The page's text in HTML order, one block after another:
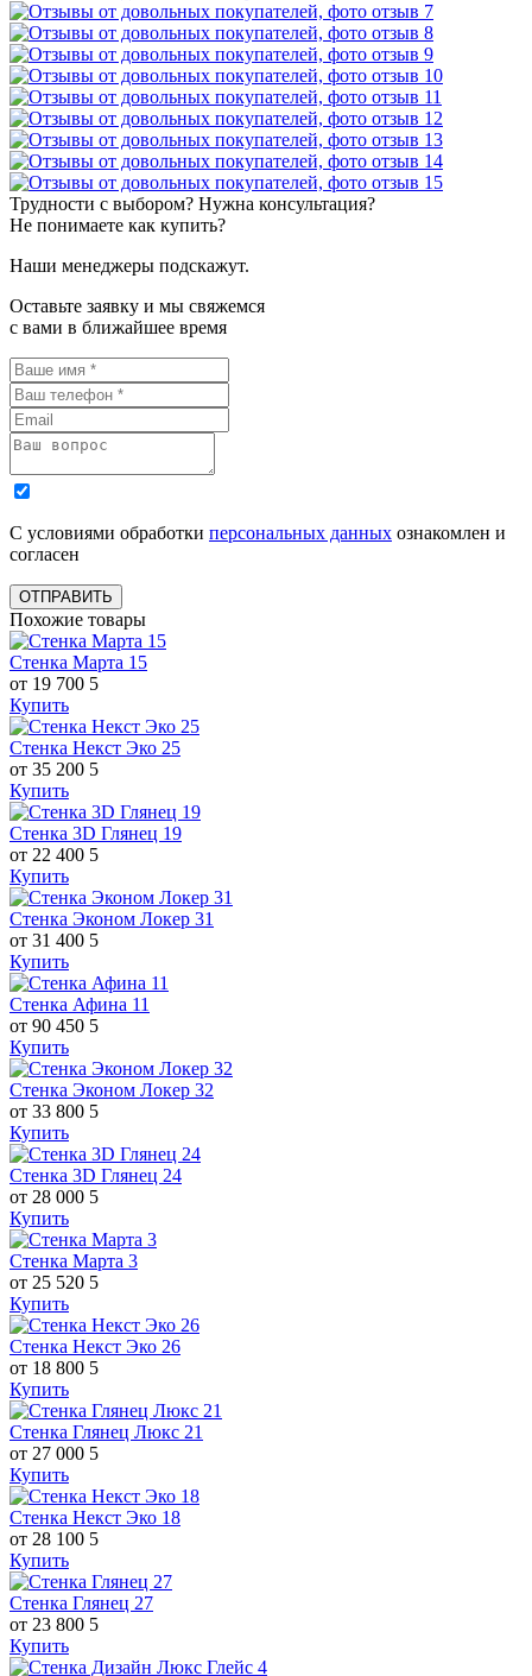
Трудности с выбором? Нужна консультация?
Не понимаете как купить?
Наши менеджеры подскажут.
Оставьте заявку и мы свяжемся
с вами в ближайшее время
С условиями обработки персональных данных ознакомлен и
согласен
ОТПРАВИТЬ
Похожие товары
Стенка Марта 15
от 19 700 5
Купить
Стенка Некст Эко 25
от 35 200 5
Купить
Стенка 3D Глянец 19
от 22 400 5
Купить
Стенка Эконом Локер 31
от 31 400 5
Купить
Стенка Афина 11
от 90 450 5
Купить
Стенка Эконом Локер 32
от 33 800 5
Купить
Стенка 3D Глянец 24
от 28 000 5
Купить
Стенка Марта 3
от 25 520 5
Купить
Стенка Некст Эко 26
от 18 800 5
Купить
Стенка Глянец Люкс 21
от 27 000 5
Купить
Стенка Некст Эко 18
от 28 100 5
Купить
Стенка Глянец 27
от 23 800 5
Купить